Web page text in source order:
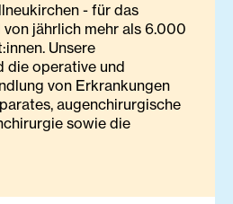
- für das
jährlich mehr als 6.000
Unsere
die operative und
von Erkrankungen
augenchirurgische
sowie die